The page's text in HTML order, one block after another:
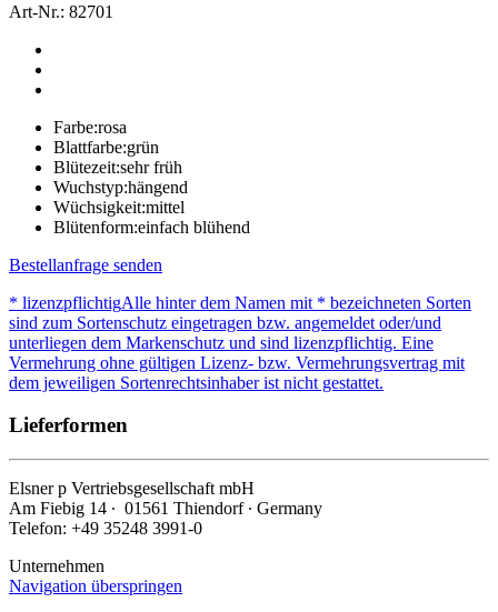
Art-Nr.: 82701
Farbe:rosa
Blattfarbe:grün
Blütezeit:sehr früh
Wuchstyp:hängend
Wüchsigkeit:mittel
Blütenform:einfach blühend
Bestellanfrage senden
* lizenzpflichtigAlle hinter dem Namen mit * bezeichneten Sorten
sind zum Sortenschutz eingetragen bzw. angemeldet oder/und
unterliegen dem Markenschutz und sind lizenzpflichtig. Eine
Vermehrung ohne gültigen Lizenz- bzw. Vermehrungsvertrag mit
dem jeweiligen Sortenrechtsinhaber ist nicht gestattet.
Lieferformen
Elsnerp Vertriebsgesellschaft mbH
Am Fiebig 14 ∙ 01561 Thiendorf ∙ Germany
Telefon: +49 35248 3991-0
Unternehmen
Navigation überspringen